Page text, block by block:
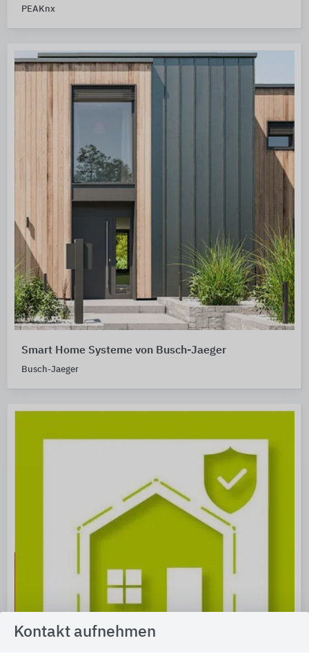
PEAKnx
Smart Home Systeme von Busch-Jaeger
Busch-Jaeger
Kontakt aufnehmen